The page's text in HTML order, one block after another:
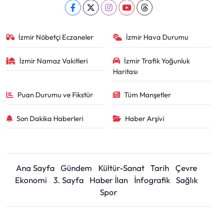
İzmir Nöbetçi Eczaneler İzmir Hava Durumu
İzmir Namaz Vakitleri
İzmir Trafik Yoğunluk
Haritası
Puan Durumu ve Fikstür Tüm Manşetler
Son Dakika Haberleri Haber Arşivi
Ana Sayfa Gündem Kültür-Sanat Tarih
Çevre
Ekonomi
3. Sayfa Haber İlan İnfografik Sağlık
Spor